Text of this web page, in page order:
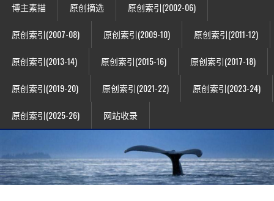
博主素描 原创摘选 原创索引(2002-06)
原创索引(2007-08) 原创索引(2009-10) 原创索引(2011-12)
原创索引(2013-14) 原创索引(2015-16) 原创索引(2017-18)
原创索引(2019-20) 原创索引(2021-22) 原创索引(2023-24)
原创索引(2025-26) 网站收录